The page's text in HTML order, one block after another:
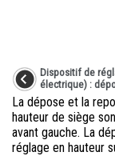
Dispositif de
électrique) :
La dépose et la
hauteur de siège
avant gauche. La
réglage en hauteur